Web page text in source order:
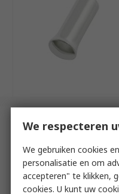
We respecteren
We gebruiken cookies
personalisatie en om
accepteren" te klikken,
cookies. U kunt uw